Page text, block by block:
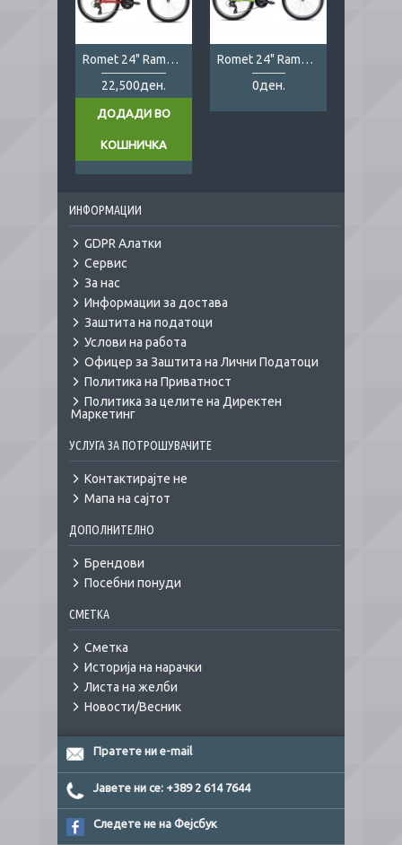
Romet 24" Rambler red
22,500ден.
ДОДАДИ ВО
КОШНИЧКА
Romet 24" Rambler green
0ден.
ИНФОРМАЦИИ
GDPR Алатки
Сервис
За нас
Информации за достава
Заштита на податоци
Услови на работа
Офицер за Заштита на Лични Податоци
Политика на Приватност
Политика за целите на Директен
Маркетинг
УСЛУГА ЗА ПОТРОШУВАЧИТЕ
Контактирајте не
Мапа на сајтот
ДОПОЛНИТЕЛНО
Брендови
Посебни понуди
СМЕТКА
Сметка
Историја на нарачки
Листа на желби
Новости/Весник
Пратете ни e-mail
Јавете ни се: +389 2 614 7644
Следете не на Фејсбук